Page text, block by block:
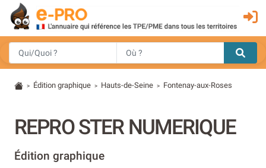
> Édition graphique > Hauts-de-Seine > Fontenay-aux-Roses
REPRO STER NUMERIQUE
Édition graphique